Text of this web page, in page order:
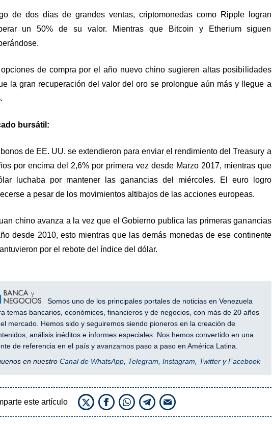
de dos días de grandes ventas, criptomonedas como Ripple logran
un 50% de su valor. Mientras que Bitcoin y Etherium siguen
de compra por el año nuevo chino sugieren altas posibilidades
la gran recuperación del valor del oro se prolongue aún más y llegue a
bursátil:
de EE. UU. se extendieron para enviar el rendimiento del Treasury a
por encima del 2,6% por primera vez desde Marzo 2017, mientras que
luchaba por mantener las ganancias del miércoles. El euro logro
a pesar de los movimientos altibajos de las acciones europeas.
chino avanza a la vez que el Gobierno publica las primeras ganancias
desde 2010, esto mientras que las demás monedas de ese continente
por el rebote del índice del dólar.
Somos uno de los principales portales de noticias en Venezuela
temas bancarios, económicos, financieros y de negocios, con más de 20 años
mercado. Hemos sido y seguiremos siendo pioneros en la creación de
análisis inéditos e informes especiales. Nos hemos convertido en una
de referencia en el país y avanzamos paso a paso en América Latina.
en nuestro Canal de WhatsApp, Telegram, Instagram, TwitteryFacebook
este artículo